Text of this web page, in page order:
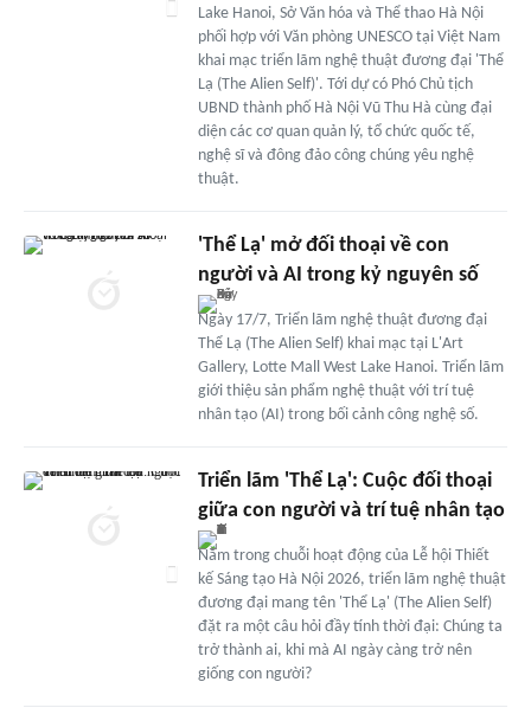
Lake Hanoi, Sở Văn hóa và Thể thao Hà Nội
phối hợp với Văn phòng UNESCO tại Việt Nam
khai mạc triển lãm nghệ thuật đương đại 'Thể
Lạ (The Alien Self)'. Tới dự có Phó Chủ tịch
UBND thành phố Hà Nội Vũ Thu Hà cùng đại
diện các cơ quan quản lý, tổ chức quốc tế,
nghệ sĩ và đông đảo công chúng yêu nghệ
thuật.
'Thể Lạ' mở đối thoại về con
người và AI trong kỷ nguyên số
Ngày 17/7, Triển lãm nghệ thuật đương đại
Thể Lạ (The Alien Self) khai mạc tại L'Art
Gallery, Lotte Mall West Lake Hanoi. Triển lãm
giới thiệu sản phẩm nghệ thuật với trí tuệ
nhân tạo (AI) trong bối cảnh công nghệ số.
Triển lãm 'Thể Lạ': Cuộc đối thoại
giữa con người và trí tuệ nhân tạo
Nằm trong chuỗi hoạt động của Lễ hội Thiết
kế Sáng tạo Hà Nội 2026, triển lãm nghệ thuật
đương đại mang tên 'Thể Lạ' (The Alien Self)
đặt ra một câu hỏi đầy tính thời đại: Chúng ta
trở thành ai, khi mà AI ngày càng trở nên
giống con người?